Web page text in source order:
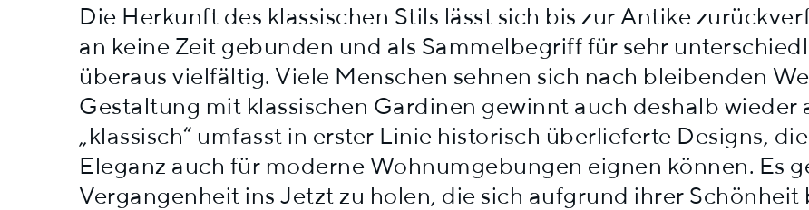
Die Herkunft des klassischen Stils lässt sich bis zur Antike
an keine Zeit gebunden und als Sammelbegriff für sehr
überaus vielfältig. Viele Menschen sehnen sich nach bleibenden
Gestaltung mit klassischen Gardinen gewinnt auch deshalb wieder
„klassisch“ umfasst in erster Linie historisch überlieferte Designs,
Eleganz auch für moderne Wohnumgebungen eignen können. Es
Vergangenheit ins Jetzt zu holen, die sich aufgrund ihrer Schönheit